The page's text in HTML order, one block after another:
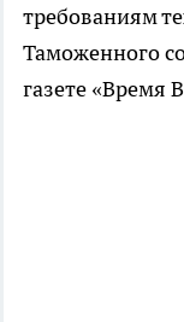
требованиям
Таможенного
газете «Время